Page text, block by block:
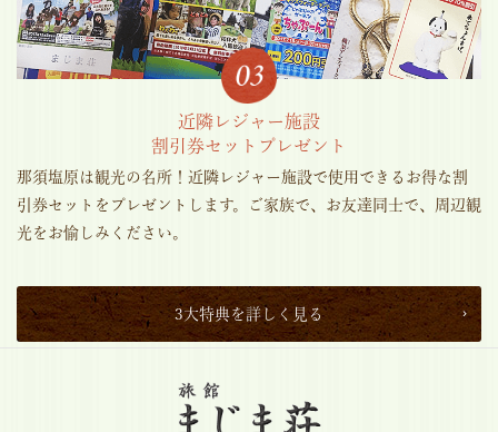
近隣レジャー施設
割引券セットプレゼント
那須塩原は観光の名所！近隣レジャー施設で使用できるお得な割
引券セットをプレゼントします。ご家族で、お友達同士で、周辺観
光をお愉しみください。
3大特典を詳しく見る